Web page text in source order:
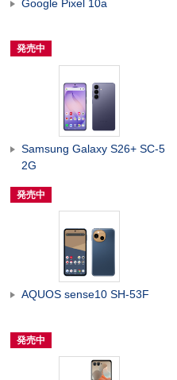
Google Pixel 10a
発売中
Samsung Galaxy S26+ SC-5
2G
発売中
AQUOS sense10 SH-53F
発売中